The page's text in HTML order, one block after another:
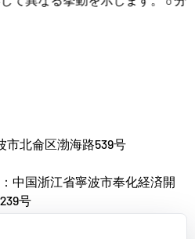
ポリマー材料用に8基の
した。この施設は、新し
リマー材料の研究開発、
リーダーになることを目
な人材を惹きつけ、製品
続的に推進することに取
市北侖区渤海路539号
中国浙江省寧波市奉化経済開
号